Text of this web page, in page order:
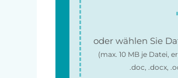
oder wählen Sie
(max.10 MB je Datei,
.doc, .docx,